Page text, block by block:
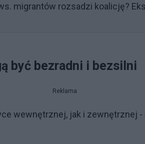
migrantów rozsadzi koalicję?
być bezradni i bezsilni
Reklama
wewnętrznej, jak i zewnętrznej